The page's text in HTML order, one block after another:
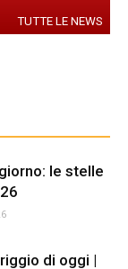
TUTTE LE NEWS
le stelle
di oggi |